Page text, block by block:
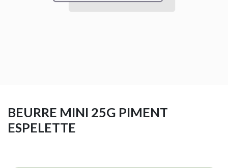
BEURRE MINI 25G PIMENT
ESPELETTE